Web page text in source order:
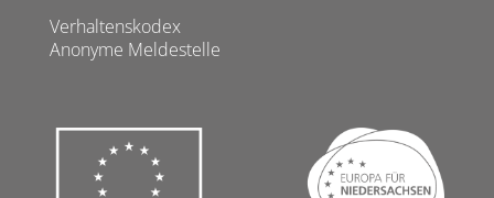
Verhaltenskodex
Anonyme Meldestelle